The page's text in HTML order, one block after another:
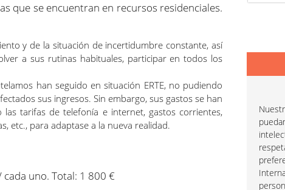
que se encuentran en recursos residenciales.
y de la situación de incertidumbre constante, así
a sus rutinas habituales, participar en todos los
han seguido en situación ERTE, no pudiendo
sus ingresos. Sin embargo, sus gastos se han
tarifas de telefonía e internet, gastos corrientes,
etc., para adaptase a la nueva realidad.
uno. Total: 1 800 €